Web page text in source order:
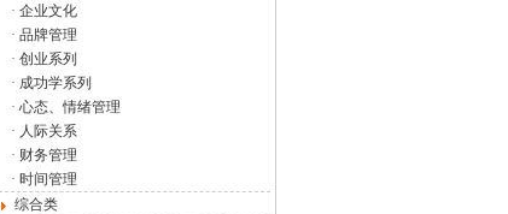
· 企业文化
· 品牌管理
· 创业系列
· 成功学系列
· 心态、情绪管理
· 人际关系
· 财务管理
· 时间管理
综合类